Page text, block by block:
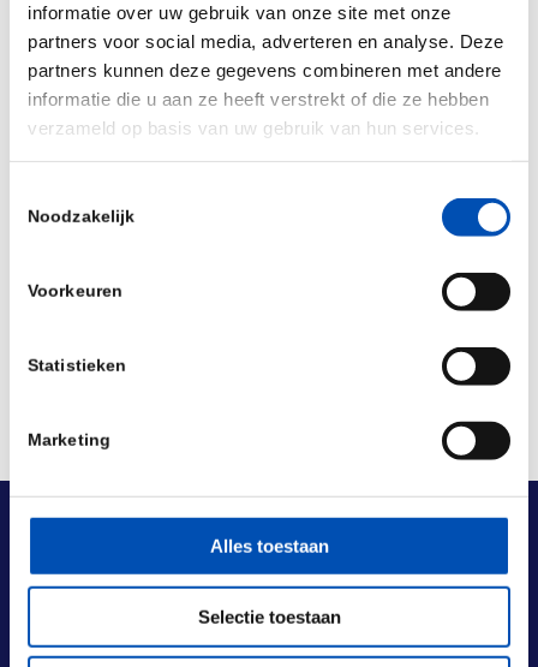
informatie over uw gebruik van onze site met onze
partners voor social media, adverteren en analyse. Deze
partners kunnen deze gegevens combineren met andere
informatie die u aan ze heeft verstrekt of die ze hebben
verzameld op basis van uw gebruik van hun services.
Noodzakelijk
Voorkeuren
Statistieken
Marketing
Alles toestaan
Selectie toestaan
cookieste accepteren.
Deel de video en help mee om biotech van eigen
bodem verder op de kaart te zetten!